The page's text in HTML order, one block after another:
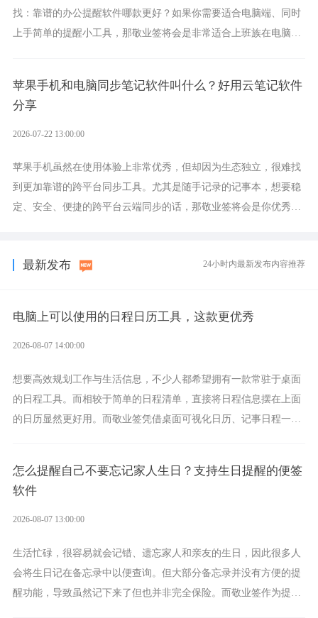
找：靠谱的办公提醒软件哪款更好？如果你需要适合电脑端、同时
上手简单的提醒小工具，那敬业签将会是非常适合上班族在电脑上
苹果手机和电脑同步笔记软件叫什么？好用云笔记软件
分享
2026-07-22 13:00:00
苹果手机虽然在使用体验上非常优秀，但却因为生态独立，很难找
到更加靠谱的跨平台同步工具。尤其是随手记录的记事本，想要稳
定、安全、便捷的跨平台云端同步的话，那敬业签将会是你优秀的
最新发布 24小时内最新发布内容推荐
电脑上可以使用的日程日历工具，这款更优秀
2026-08-07 14:00:00
想要高效规划工作与生活信息，不少人都希望拥有一款常驻于桌面
的日程工具。而相较于简单的日程清单，直接将日程信息摆在上面
的日历显然更好用。而敬业签凭借桌面可视化日历、记事日程一体
怎么提醒自己不要忘记家人生日？支持生日提醒的便签
软件
2026-08-07 13:00:00
生活忙碌，很容易就会记错、遗忘家人和亲友的生日，因此很多人
会将生日记在备忘录中以便查询。但大部分备忘录并没有方便的提
醒功能，导致虽然记下来了但也并非完全保险。而敬业签作为提醒